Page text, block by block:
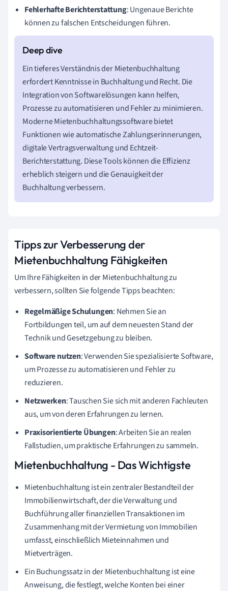
Fehlerhafte Berichterstattung: Ungenaue Berichte
können zu falschen Entscheidungen führen.
Ein tieferes Verständnis der Mietenbuchhaltung
erfordert Kenntnisse in Buchhaltung und Recht. Die
Integration von Softwarelösungen kann helfen,
Prozesse zu automatisieren und Fehler zu minimieren.
Moderne Mietenbuchhaltungssoftware bietet
Funktionen wie automatische Zahlungserinnerungen,
digitale Vertragsverwaltung und Echtzeit-
Berichterstattung. Diese Tools können die Effizienz
erheblich steigern und die Genauigkeit der
Buchhaltung verbessern.
Tipps zur Verbesserung der
Mietenbuchhaltung Fähigkeiten
Um Ihre Fähigkeiten in der Mietenbuchhaltung zu
verbessern, sollten Sie folgende Tipps beachten:
Regelmäßige Schulungen: Nehmen Sie an
Fortbildungen teil, um auf dem neuesten Stand der
Technik und Gesetzgebung zu bleiben.
Software nutzen: Verwenden Sie spezialisierte Software,
um Prozesse zu automatisieren und Fehler zu
reduzieren.
Netzwerken: Tauschen Sie sich mit anderen Fachleuten
aus, um von deren Erfahrungen zu lernen.
Praxisorientierte Übungen: Arbeiten Sie an realen
Fallstudien, um praktische Erfahrungen zu sammeln.
Mietenbuchhaltung - Das Wichtigste
Mietenbuchhaltung ist ein zentraler Bestandteil der
Immobilienwirtschaft, der die Verwaltung und
Buchführung aller finanziellen Transaktionen im
Zusammenhang mit der Vermietung von Immobilien
umfasst, einschließlich Mieteinnahmen und
Mietverträgen.
Ein Buchungssatz in der Mietenbuchhaltung ist eine
Anweisung, die festlegt, welche Konten bei einer